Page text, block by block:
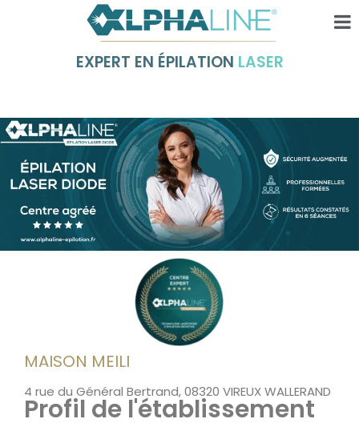
EXPERT EN ÉPILATION LASER
MAISON MEILI
4 rue du Général Bertrand, 08320 VIREUX WALLERAND
Profil de l'établissement